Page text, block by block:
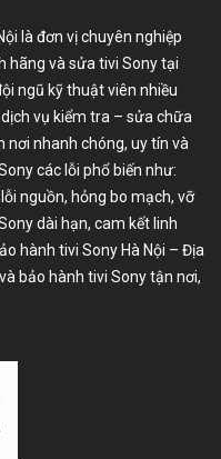
là đơn vị chuyên nghiệp
hãng và sửa tivi Sony tại
ngũ kỹ thuật viên nhiều
vụ kiểm tra – sửa chữa
nơi nhanh chóng, uy tín và
các lỗi phổ biến như:
nguồn, hỏng bo mạch, vỡ
dài hạn, cam kết linh
hành tivi Sony Hà Nội – Địa
bảo hành tivi Sony tận nơi,